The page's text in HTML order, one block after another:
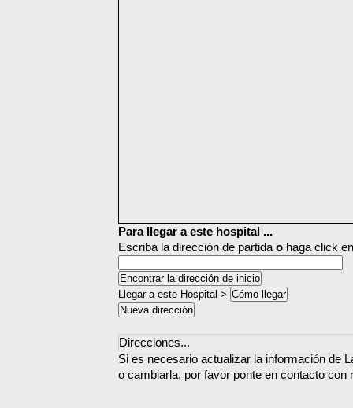
Para llegar a este hospital ...
Escriba la dirección de partida o haga click
Llegar a este Hospital->
Direcciones...
Si es necesario actualizar la información de
o cambiarla, por favor ponte en contacto con